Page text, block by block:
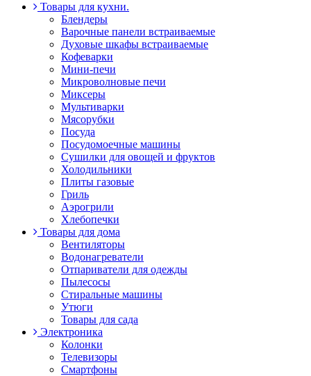
Товары для кухни.
Блендеры
Варочные панели встраиваемые
Духовые шкафы встраиваемые
Кофеварки
Мини-печи
Микроволновые печи
Миксеры
Мультиварки
Мясорубки
Посуда
Посудомоечные машины
Сушилки для овощей и фруктов
Холодильники
Плиты газовые
Гриль
Аэрогрили
Хлебопечки
Товары для дома
Вентиляторы
Водонагреватели
Отпариватели для одежды
Пылесосы
Стиральные машины
Утюги
Товары для сада
Электроника
Колонки
Телевизоры
Смартфоны